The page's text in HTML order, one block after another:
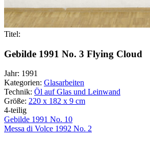
Titel:
Gebilde 1991 No. 3 Flying Cloud
Jahr: 1991
Kategorien: Glasarbeiten
Technik: Öl auf Glas und Leinwand
Größe: 220 x 182 x 9 cm
4-teilig
Beitragsnavigation
Gebilde 1991 No. 10
Messa di Volce 1992 No. 2